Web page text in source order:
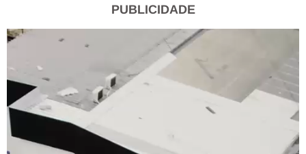
PUBLICIDADE
Tocador
vídeo